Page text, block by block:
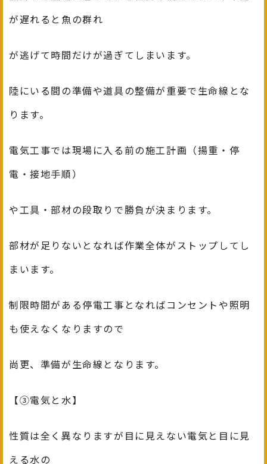
が遅れると魚の群れ
が逃げて時間だけが過ぎてしまいます。
陸にいる間の準備や道具の整備が重要で生命線とな
ります。
電気工事では現場に入る前の施工計画（揚重・停
電・接地手順）
や工具・部材の段取りで勝負が決まります。
部材が足りないとなれば作業全体がストップしてし
まいます。
制限時間がある停電工事となればコンセントや照明
も使えなくなりますので
尚更、準備が生命線となります。
【③電気と水】
性質は全く異なりますが目に見えない電気と目に見
える水の